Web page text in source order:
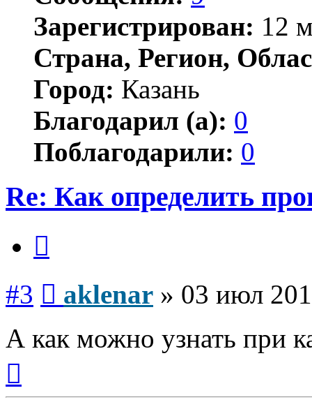
Зарегистрирован: 12
Страна, Регион,
Город: Казань
Благодарил (а): 0
Поблагодарили: 0
Re: Как определить
#3 aklenar » 03 июл
А как можно узнать при
началу